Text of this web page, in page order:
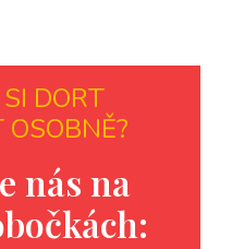
DORT
OSOBNĚ?
nás na